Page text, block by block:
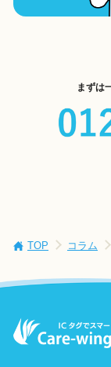
まずは
TOP コラム